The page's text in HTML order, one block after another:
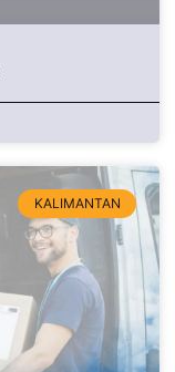
KALIMANTAN